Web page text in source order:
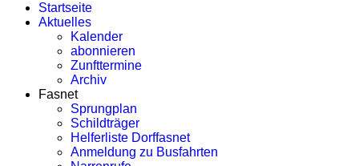
Startseite
Aktuelles
Kalender
abonnieren
Zunfttermine
Archiv
Fasnet
Sprungplan
Schildträger
Helferliste Dorffasnet
Anmeldung zu Busfahrten